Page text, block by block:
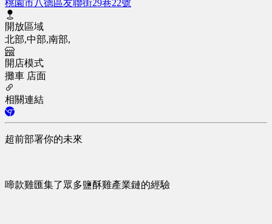
桃園市八德區友聯街29巷22號
開放區域
北部,中部,南部,
開店模式
攤車 店面
相關連結
超前部署你的未來
啼款雞匯集了眾多鹽酥雞產業鏈的經驗